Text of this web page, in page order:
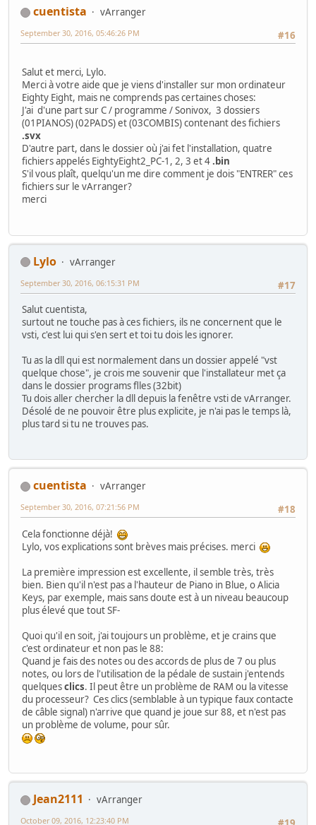
cuentista
vArranger
#16
September 30, 2016, 05:46:26 PM
Salut et merci, Lylo.
Merci à votre aide que je viens d'installer sur mon ordinateur
Eighty Eight, mais ne comprends pas certaines choses:
J'ai d'une part sur C / programme / Sonivox, 3 dossiers
(01PIANOS) (02PADS) et (03COMBIS) contenant des fichiers
.svx
D'autre part, dans le dossier où j'ai fet l'installation, quatre
fichiers appelés EightyEight2_PC-1, 2, 3 et 4 .bin
S'il vous plaît, quelqu'un me dire comment je dois "ENTRER" ces
fichiers sur le vArranger?
merci
Lylo
vArranger
#17
September 30, 2016, 06:15:31 PM
Salut cuentista,
surtout ne touche pas à ces fichiers, ils ne concernent que le
vsti, c'est lui qui s'en sert et toi tu dois les ignorer.
Tu as la dll qui est normalement dans un dossier appelé "vst
quelque chose", je crois me souvenir que l'installateur met ça
dans le dossier programs flles (32bit)
Tu dois aller chercher la dll depuis la fenêtre vsti de vArranger.
Désolé de ne pouvoir être plus explicite, je n'ai pas le temps là,
plus tard si tu ne trouves pas.
cuentista
vArranger
#18
September 30, 2016, 07:21:56 PM
Cela fonctionne déjà!
Lylo, vos explications sont brèves mais précises. merci
La première impression est excellente, il semble très, très
bien. Bien qu'il n'est pas a l'hauteur de Piano in Blue, o Alicia
Keys, par exemple, mais sans doute est à un niveau beaucoup
plus élevé que tout SF-
Quoi qu'il en soit, j'ai toujours un problème, et je crains que
c'est ordinateur et non pas le 88:
Quand je fais des notes ou des accords de plus de 7 ou plus
notes, ou lors de l'utilisation de la pédale de sustain j'entends
quelquesclics. Il peut être un problème de RAM ou la vitesse
du processeur? Ces clics (semblable à un typique faux contacte
de câble signal) n'arrive que quand je joue sur 88, et n'est pas
un problème de volume, pour sûr.
Jean2111
vArranger
October 09, 2016, 12:23:40 PM